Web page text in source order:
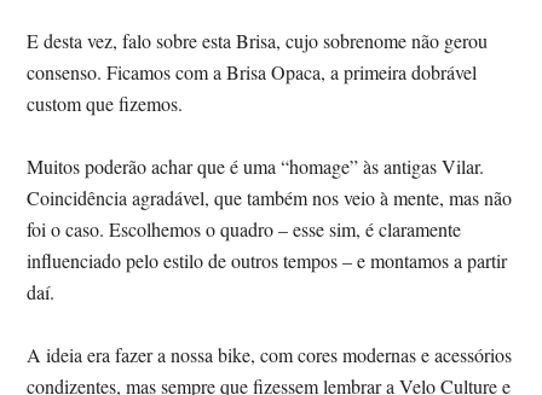
E desta vez, falo sobre esta Brisa, cujo sobrenome não gerou
consenso. Ficamos com a Brisa Opaca, a primeira dobrável
custom que fizemos.
Muitos poderão achar que é uma “homage” às antigas Vilar.
Coincidência agradável, que também nos veio à mente, mas não
foi o caso. Escolhemos o quadro – esse sim, é claramente
influenciado pelo estilo de outros tempos – e montamos a partir
daí.
A ideia era fazer a nossa bike, com cores modernas e acessórios
condizentes, mas sempre que fizessem lembrar a Velo Culture e